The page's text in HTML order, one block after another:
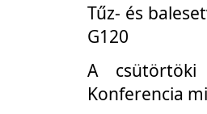
Tűz- és
G120
A csütörtöki
Konferencia